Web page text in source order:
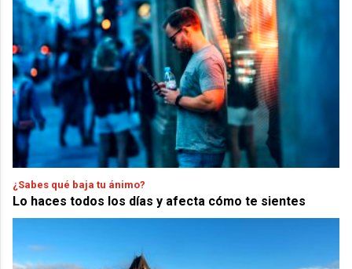
¿Sabes qué baja tu ánimo?
Lo haces todos los días y afecta cómo te sientes